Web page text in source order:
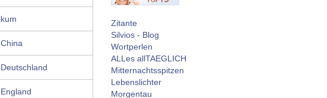
Zitante
Silvios - Blog
Wortperlen
ALLes allTAEGLICH
Mitternachtsspitzen
Lebenslichter
Morgentau